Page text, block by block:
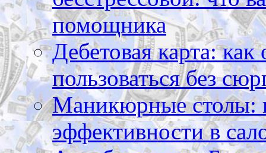
помощника
Дебетовая карта:
пользоваться без
Маникюрные столы:
эффективности в